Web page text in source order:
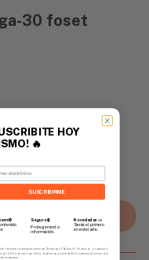
30 foset
al carrito
HOY
🔥
SUSCRIBIRME
🚫
Seguro 🔒
Protegemos tu
información.
Novedades 📣
Serás el primero
en enterarte.
formulario, aceptás nuestros Términos y Política de Privacidad, y consentís
de Fierros con novedades, productos y eventos. Este consentimiento no es
comprar.